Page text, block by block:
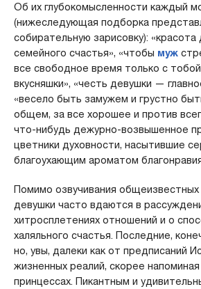
Об их глубокомысленности каждый
(нижеследующая подборка
собирательную зарисовку):
семейного счастья», «чтобы муж
все свободное время только с
вкусняшки», «честь девушки —
«весело быть замужем и грустно
общем, за все хорошее и против
что-нибудь дежурно-возвышенное
цветники духовности, насытившие
благоухающим ароматом
Помимо озвучивания общеизвестных
девушки часто вдаются в
хитросплетениях отношений и о
халяльного счастья. Последние,
но, увы, далеки как от предписаний
жизненных реалий, скорее напоминая
принцессах. Пикантным и